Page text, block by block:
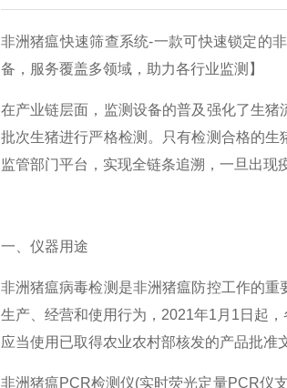
非洲猪瘟快速筛查系统-一款可快速锁定的
备，服务覆盖多领域，助力各行业监测】
在产业链层面，监测设备的普及强化了生
批次生猪进行严格检测。只有检测合格的
监管部门平台，实现全链条追溯，一旦出现
一、仪器用途
非洲猪瘟病毒检测是非洲猪瘟防控工作的
生产、经营和使用行为，2021年1月1日起
应当使用已取得农业农村部核发的产品批准
非洲猪瘟PCR检测仪(实时荧光定量PCR仪